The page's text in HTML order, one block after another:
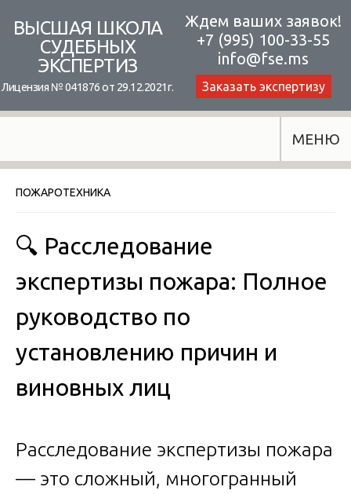
content
ВЫСШАЯ ШКОЛА
СУДЕБНЫХ
ЭКСПЕРТИЗ
Лицензия № 041876 от 29.12.2021г.
Ждем ваших заявок!
+7 (995) 100-33-55
info@fse.ms
Заказать экспертизу
МЕНЮ
ПОЖАРОТЕХНИКА
🔍 Расследование
экспертизы пожара: Полное
руководство по
установлению причин и
виновных лиц
Расследование экспертизы пожара
— это сложный, многогранный